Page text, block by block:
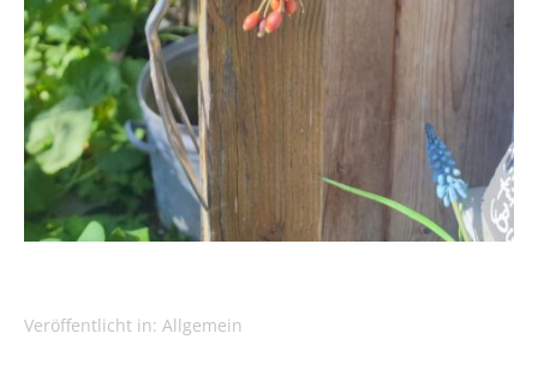
Veröffentlicht in: Allgemein